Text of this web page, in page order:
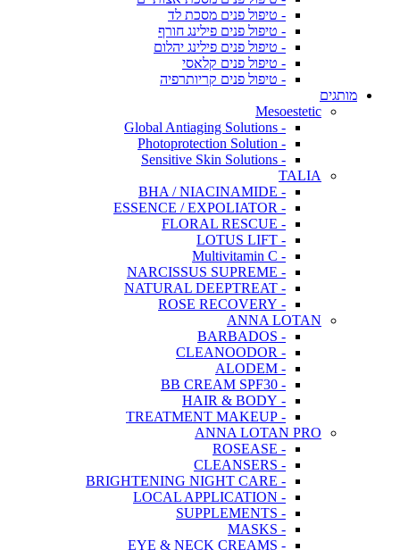
- טיפול פנים מסכת לד
- טיפול פנים פילינג חורף
- טיפול פנים פילינג יהלום
- טיפול פנים קלאסי
- טיפול פנים קריותרפיה
מותגים
Mesoestetic
- Global Antiaging Solutions
- Photoprotection Solution
- Sensitive Skin Solutions
TALIA
- BHA / NIACINAMIDE
- ESSENCE / EXPOLIATOR
- FLORAL RESCUE
- LOTUS LIFT
- Multivitamin C
- NARCISSUS SUPREME
- NATURAL DEEPTREAT
- ROSE RECOVERY
ANNA LOTAN
- BARBADOS
- CLEANOODOR
- ALODEM
- BB CREAM SPF30
- HAIR & BODY
- TREATMENT MAKEUP
ANNA LOTAN PRO
- ROSEASE
- CLEANSERS
- BRIGHTENING NIGHT CARE
- LOCAL APPLICATION
- SUPPLEMENTS
- MASKS
- EYE & NECK CREAMS